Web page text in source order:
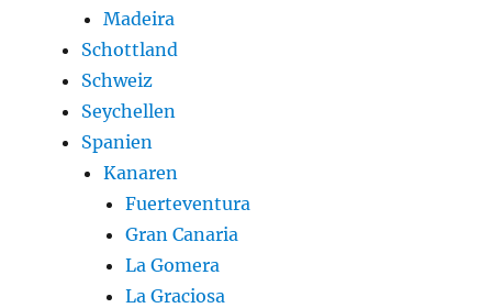
Madeira
Schottland
Schweiz
Seychellen
Spanien
Kanaren
Fuerteventura
Gran Canaria
La Gomera
La Graciosa